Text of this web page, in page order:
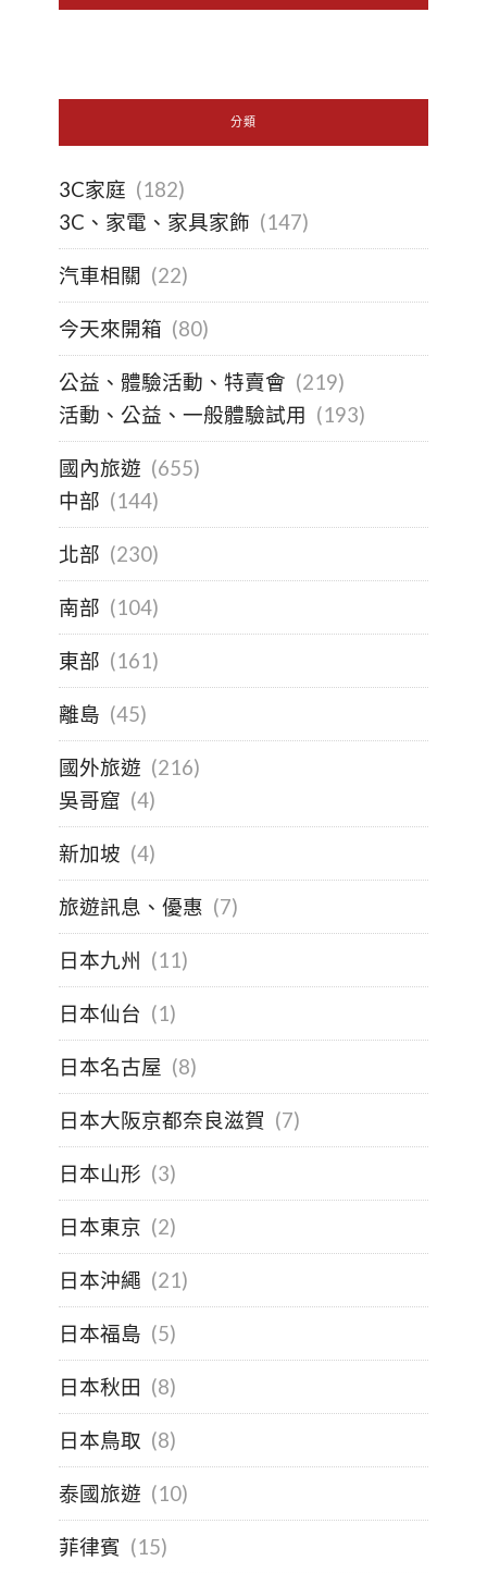
分類
3C家庭 (182)
3C、家電、家具家飾 (147)
汽車相關 (22)
今天來開箱 (80)
公益、體驗活動、特賣會 (219)
活動、公益、一般體驗試用 (193)
國內旅遊 (655)
中部 (144)
北部 (230)
南部 (104)
東部 (161)
離島 (45)
國外旅遊 (216)
吳哥窟 (4)
新加坡 (4)
旅遊訊息、優惠 (7)
日本九州 (11)
日本仙台 (1)
日本名古屋 (8)
日本大阪京都奈良滋賀 (7)
日本山形 (3)
日本東京 (2)
日本沖繩 (21)
日本福島 (5)
日本秋田 (8)
日本鳥取 (8)
泰國旅遊 (10)
菲律賓 (15)